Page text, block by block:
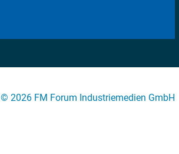
© 2026 FM Forum Industriemedien GmbH